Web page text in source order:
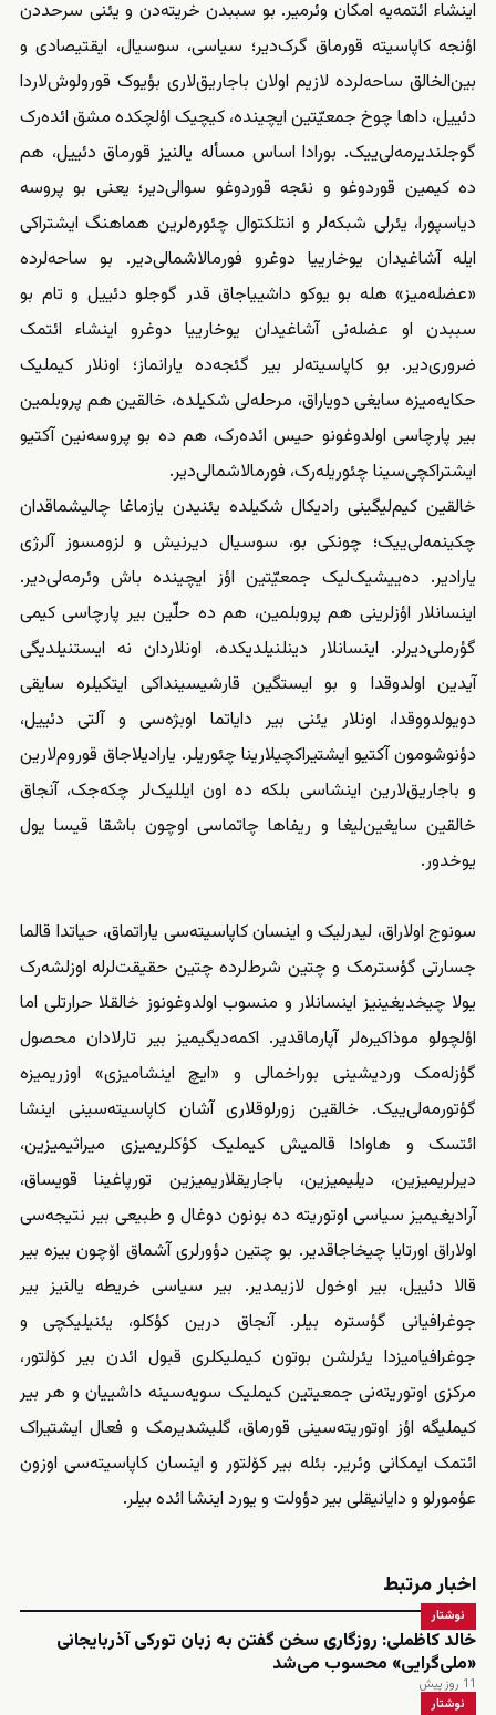
اینشاء ائتمه‌یه امکان وئرمیر. بو سببدن خریته‌دن و یئنی سرحددن
اؤنجه کاپاسیتە قورماق گرک‌دیر؛ سیاسی، سوسیال، ایقتیصادی و
بین‌الخالق ساحه‌لرده لازیم اولان باجاریق‌لاری بؤیوک قورولوش‌لاردا
دئییل، داها چوخ جمعیّتین ایچینده، کیچیک اؤلچکده مشق ائده‌رک
گوجلندیرمه‌لی‌ییک. بورادا اساس مسأله یالنیز قورماق دئییل، هم
ده کیمین قوردوغو و نئجه قوردوغو سوالی‌دیر؛ یعنی بو پروسه
دیاسپورا، یئرلی شبکه‌لر و انتلکتوال چئوره‌لرین هماهنگ ایشتراکی
ایله آشاغیدان یوخارییا دوغرو فورمالاشمالی‌دیر. بو ساحه‌لرده
«عضله‌میز» هله بو یوکو داشییاجاق قدر گوجلو دئییل و تام بو
سببدن او عضله‌نی آشاغیدان یوخارییا دوغرو اینشاء ائتمک
ضروری‌دیر. بو کاپاسیتەلر بیر گئجه‌ده یارانماز؛ اونلار کیملیک
حکایه‌میزه سایغی دویا‌راق، مرحله‌لی شکیلده، خالقین هم پروبلمین
بیر پارچاسی اولدوغونو حیس ائده‌رک، هم ده بو پروسه‌نین آکتیو
ایشتراکچی‌سینا چئوریله‌رک، فورمالاشمالی‌دیر.
خالقین کیم‌لیگینی رادیکال شکیلده یئنیدن یازماغا چالیشماقدان
چکینمه‌لی‌ییک؛ چونکی بو، سوسیال دیرنیش و لزومسوز آلرژی
یارادیر. ده‌ییشیک‌لیک جمعیّتین اؤز ایچینده باش وئرمەلی‌دیر.
اینسانلار اؤزلرینی هم پروبلمین، هم ده حلّین بیر پارچاسی کیمی
گؤرملی‌دیرلر. اینسانلار دینلنیلدیکده، اونلاردان نه ایستنیلدیگی
آیدین اولدوقدا و بو ایستگین قارشیسینداکی ایتکیلره سایقی
دویولدووقدا، اونلار یئنی بیر دایاتما اوبژه‌سی و آلتی دئییل،
دؤنوشومون آکتیو ایشتیراکچیلارینا چئوریلر. یارادیلاجاق قوروم‌لارین
و باجاریق‌لارین اینشاسی بلکه ده اون‌ ایللیک‌لر چکه‌جک، آنجاق
خالقین سایغین‌لیغا و ریفاها چاتماسی اوچون باشقا قیسا یول
یوخدور.
سونوج اولاراق، لیدرلیک و اینسان کاپاسیتەسی یاراتماق، حیاتدا قالما
جسارتی گؤسترمک و چتین شرط‌‌لرده چتین حقیقت‌لرله اوزلشه‌رک
یولا چیخدیغینیز اینسانلار و منسوب اولدوغونوز خالقلا حرارتلی اما
اؤلچولو موذاکیره‌لر آپارماقدیر. اکمه‌دیگیمیز بیر تارلادان محصول
گؤزله‌مک وردیشینی بوراخمالی و «ایچ اینشامیزی» اوزریمیزه
گؤتورمه‌لی‌ییک. خالقین زورلوقلاری آشان کاپاسیته‌سینی اینشا
ائتسک و هاوادا قالمیش کیملیک کؤکلریمیزی میراثیمیزین،
دیرلریمیزین، دیلیمیزین، باجاریقلاریمیزین تورپاغینا قویساق،
آرادیغیمیز سیاسی اوتوریته ده بونون دوغال و طبیعی بیر نتیجه‌سی
اولاراق اورتایا چیخاجاقدیر. بو چتین دؤورلری آشماق اۆچون بیزه بیر
قالا دئییل، بیر اوخول لازیمدیر. بیر سیاسی خریطه یالنیز بیر
جوغرافیانی گؤستره بیلر. آنجاق درین کؤکلو، یئنیلیکچی و
جوغرافیامیزدا یئرلشن بوتون کیملیکلری قبول ائدن بیر کۆلتور،
مرکزی اوتوریته‌نی جمعیتین کیملیک سویه‌سینه داشییان و هر بیر
کیملیگه اؤز اوتوریته‌سینی قورماق، گلیشدیرمک و فعال ایشتیراک
ائتمک ایمکانی وئریر. بئله بیر کۆلتور و اینسان کاپاسیته‌سی اوزون
عؤمورلو و دایانیقلی بیر دؤولت و یورد اینشا ائده بیلر.
اخبار مرتبط
نوشتار
خالد کاظملی: روزگاری سخن گفتن به زبان تورکی آذربایجانی
«ملی‌گرایی» محسوب می‌شد
11 روز پیش
نوشتار